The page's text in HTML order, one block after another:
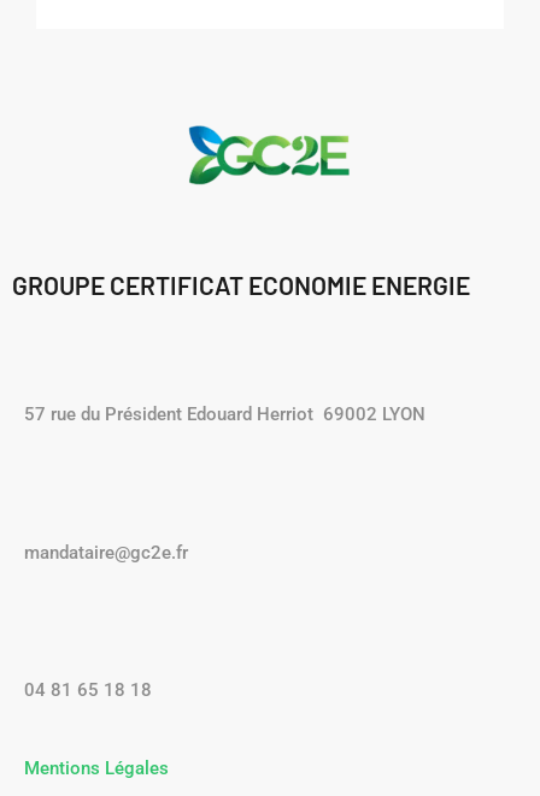
GROUPE CERTIFICAT ECONOMIE ENERGIE
57 rue du Président Edouard Herriot 69002 LYON
mandataire@gc2e.fr
04 81 65 18 18
Mentions Légales